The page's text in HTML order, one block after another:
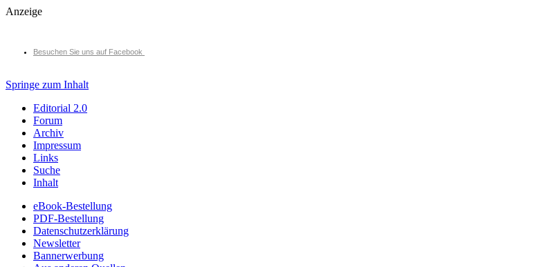
Anzeige
Besuchen Sie uns auf Facebook
Springe zum Inhalt
Editorial 2.0
Forum
Archiv
Impressum
Links
Suche
Inhalt
eBook-Bestellung
PDF-Bestellung
Datenschutzerklärung
Newsletter
Bannerwerbung